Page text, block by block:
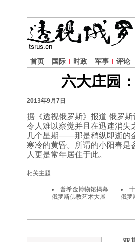
首页 国际 时政 军事 评论
六大庄园
2013年9月7日
据《透视俄罗斯》报道 俄罗
令人难以察觉并且在迅速消失
几个星期——那是稍纵即逝的
寒冷的黄昏。所谓的小阳春是
人更是常年居住于此。
相关主题
普希金博物馆揭幕
俄罗斯佛教艺术大展
俄罗